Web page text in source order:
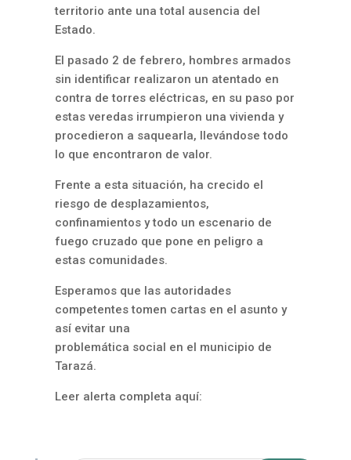
territorio ante una total ausencia del
Estado.
El pasado 2 de febrero, hombres armados
sin identificar realizaron un atentado en
contra de torres eléctricas, en su paso por
estas veredas irrumpieron una vivienda y
procedieron a saquearla, llevándose todo
lo que encontraron de valor.
Frente a esta situación, ha crecido el
riesgo de desplazamientos,
confinamientos y todo un escenario de
fuego cruzado que pone en peligro a
estas comunidades.
Esperamos que las autoridades
competentes tomen cartas en el asunto y
así evitar una
problemática social en el municipio de
Tarazá.
Leer alerta completa aquí: